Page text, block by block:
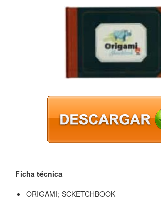
Ficha técnica
ORIGAMI; SCKETCHBOOK